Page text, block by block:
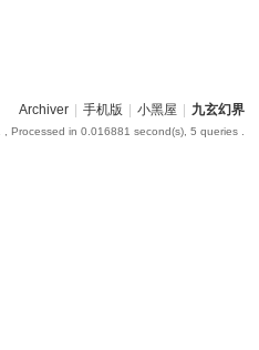
Archiver 手机版 小黑屋 九玄幻界
, Processed in 0.016881 second(s), 5 queries .